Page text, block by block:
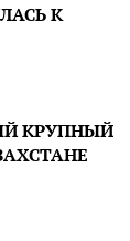
К
КРУПНЫЙ